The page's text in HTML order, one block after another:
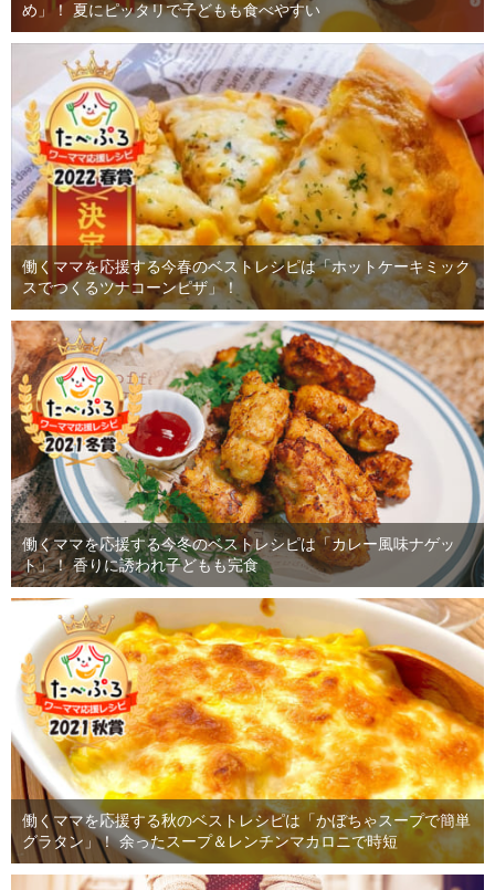
め」！ 夏にピッタリで子どもも食べやすい
働くママを応援する今春のベストレシピは「ホットケーキミック
スでつくるツナコーンピザ」！
働くママを応援する今冬のベストレシピは「カレー風味ナゲッ
ト」！ 香りに誘われ子どもも完食
働くママを応援する秋のベストレシピは「かぼちゃスープで簡単
グラタン」！ 余ったスープ＆レンチンマカロニで時短